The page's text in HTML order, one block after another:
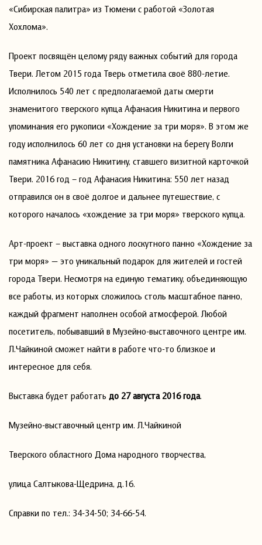
«Сибирская палитра» из Тюмени с работой «Золотая
Хохлома».
Проект посвящён целому ряду важных событий для города
Твери. Летом 2015 года Тверь отметила своё 880-летие.
Исполнилось 540 лет с предполагаемой даты смерти
знаменитого тверского купца Афанасия Никитина и первого
упоминания его рукописи «Хождение за три моря». В этом же
году исполнилось 60 лет со дня установки на берегу Волги
памятника Афанасию Никитину, ставшего визитной карточкой
Твери. 2016 год – год Афанасия Никитина: 550 лет назад
отправился он в своё долгое и дальнее путешествие, с
которого началось «хождение за три моря» тверского купца.
Арт-проект – выставка одного лоскутного панно «Хождение за
три моря» — это уникальный подарок для жителей и гостей
города Твери. Несмотря на единую тематику, объединяющую
все работы, из которых сложилось столь масштабное панно,
каждый фрагмент наполнен особой атмосферой. Любой
посетитель, побывавший в Музейно-выставочного центре им.
Л.Чайкиной сможет найти в работе что-то близкое и
интересное для себя.
Выставка будет работать до 27 августа 2016 года.
Музейно-выставочный центр им. Л.Чайкиной
Тверского областного Дома народного творчества,
улица Салтыкова-Щедрина, д.16.
Справки по тел.: 34-34-50; 34-66-54.